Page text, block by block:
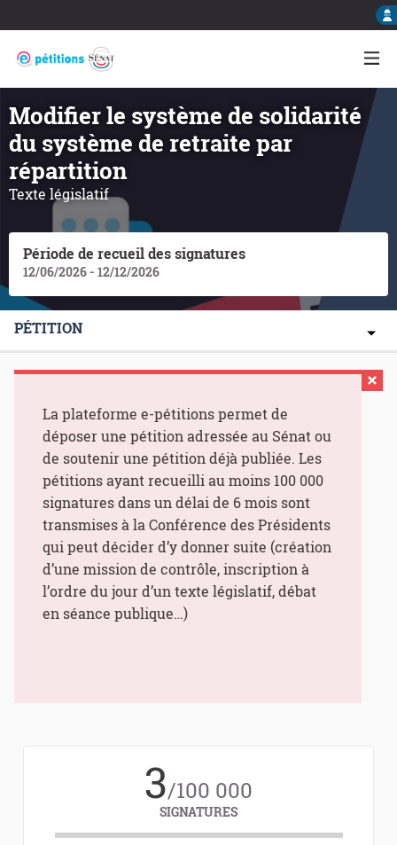
Modifier le système de solidarité
du système de retraite par
répartition
Texte législatif
Période de recueil des signatures
12/06/2026 - 12/12/2026
PÉTITION
La plateforme e-pétitions permet de
déposer une pétition adressée au Sénat ou
de soutenir une pétition déjà publiée. Les
pétitions ayant recueilli au moins 100 000
signatures dans un délai de 6 mois sont
transmises à la Conférence des Présidents
qui peut décider d’y donner suite (création
d’une mission de contrôle, inscription à
l’ordre du jour d’un texte législatif, débat
en séance publique…)
3/100 000
SIGNATURES